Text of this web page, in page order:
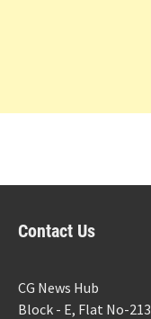
Contact Us
CG News Hub
Block - E, Flat No-213